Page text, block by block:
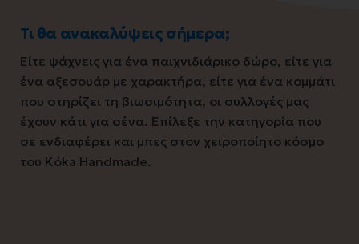
Τι θα ανακαλύψεις σήμερα;
Είτε ψάχνεις για ένα παιχνιδιάρικο δώρο, είτε για
ένα αξεσουάρ με χαρακτήρα, είτε για ένα κομμάτι
που στηρίζει τη βιωσιμότητα, οι συλλογές μας
έχουν κάτι για σένα. Επίλεξε την κατηγορία που
σε ενδιαφέρει και μπες στον χειροποίητο κόσμο
του Kóka Handmade.